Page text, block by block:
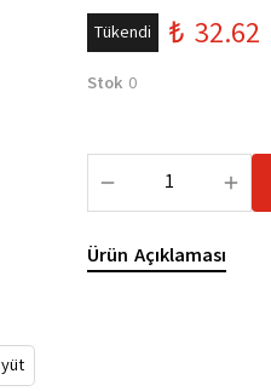
Tükendi ₺ 32.62
Stok 0
Ürün Açıklaması